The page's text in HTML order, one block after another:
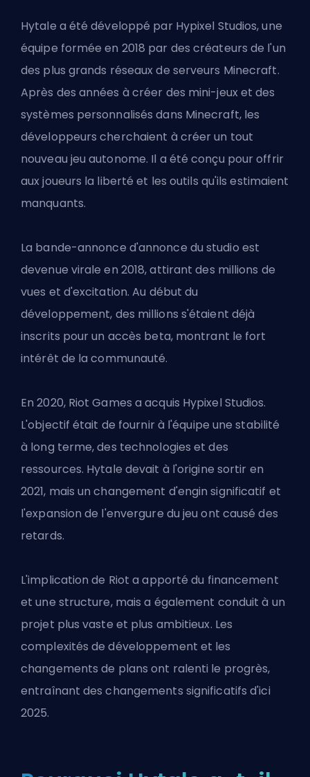
Hytale a été développé par Hypixel Studios, une
équipe formée en 2018 par des créateurs de l'un
des plus grands réseaux de serveurs Minecraft.
Après des années à créer des mini-jeux et des
systèmes personnalisés dans Minecraft, les
développeurs cherchaient à créer un tout
nouveau jeu autonome. Il a été conçu pour offrir
aux joueurs la liberté et les outils qu'ils estimaient
manquants.
La bande-annonce d'annonce du studio est
devenue virale en 2018, attirant des millions de
vues et d'excitation. Au début du
développement, des millions s'étaient déjà
inscrits pour un accès beta, montrant le fort
intérêt de la communauté.
En 2020, Riot Games a acquis Hypixel Studios.
L'objectif était de fournir à l'équipe une stabilité
à long terme, des technologies et des
ressources. Hytale devait à l'origine sortir en
2021, mais un changement d'engin significatif et
l'expansion de l'envergure du jeu ont causé des
retards.
L'implication de Riot a apporté du financement
et une structure, mais a également conduit à un
projet plus vaste et plus ambitieux. Les
complexités de développement et les
changements de plans ont ralenti le progrès,
entraînant des changements significatifs d'ici
2025.